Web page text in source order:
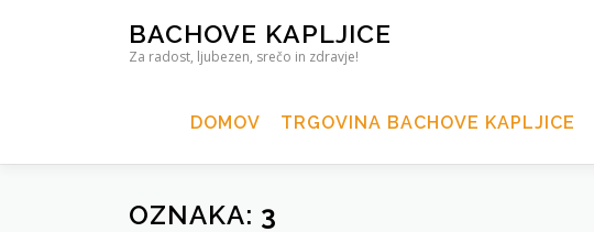
BACHOVE KAPLJICE
Za radost, ljubezen, srečo in zdravje!
DOMOV TRGOVINA BACHOVE KAPLJICE
OZNAKA: 3